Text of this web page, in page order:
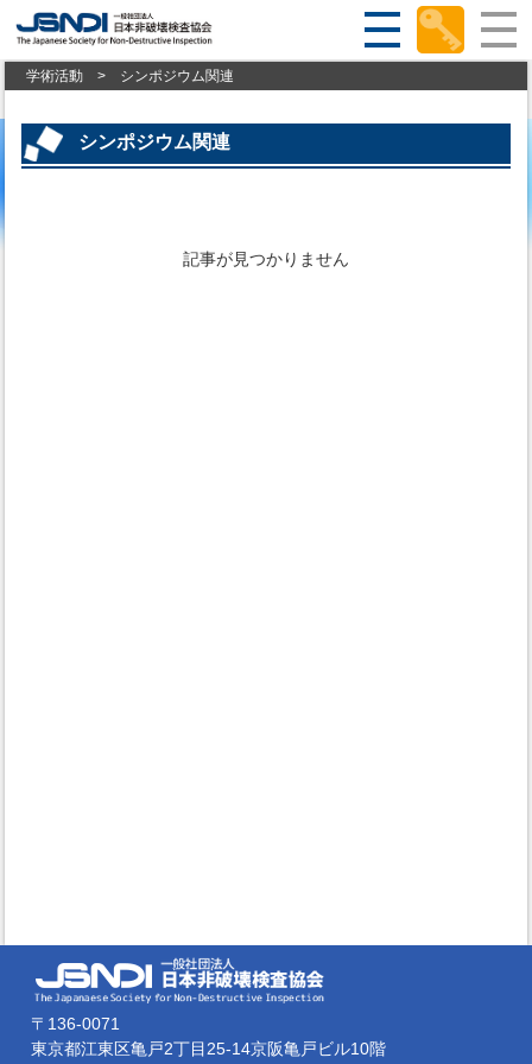
学術活動 > シンポジウム関連
シンポジウム関連
記事が見つかりません
〒136-0071
東京都江東区亀戸2丁目25-14京阪亀戸ビル10階